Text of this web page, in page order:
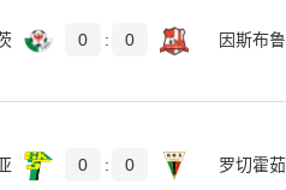
0 : 0 因斯布
0 : 0 罗切霍